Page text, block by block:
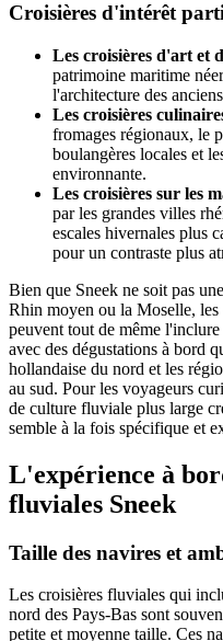
Croisières d'intérêt
Les croisières d'art et
patrimoine maritime
l'architecture des
Les croisières
fromages régionaux, le
boulangères locales et
environnante.
Les croisières sur les
par les grandes villes
escales hivernales plus
pour un contraste plus
Bien que Sneek ne soit pas
Rhin moyen ou la Moselle,
peuvent tout de même
avec des dégustations à bord
hollandaise du nord et les
au sud. Pour les voyageurs
de culture fluviale plus large
semble à la fois spécifique et
L'expérience à
fluviales Sneek
Taille des navires et
Les croisières fluviales qui
nord des Pays-Bas sont
petite et moyenne taille. Ces